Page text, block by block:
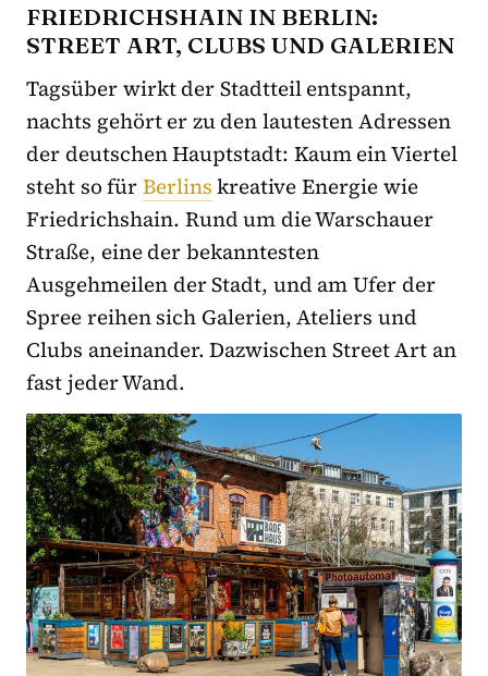
FRIEDRICHSHAIN IN BERLIN:
STREET ART, CLUBS UND GALERIEN
Tagsüber wirkt der Stadtteil entspannt,
nachts gehört er zu den lautesten Adressen
der deutschen Hauptstadt: Kaum ein Viertel
steht so fürBerlinskreative Energie wie
Friedrichshain. Rund um die Warschauer
Straße, eine der bekanntesten
Ausgehmeilen der Stadt, und am Ufer der
Spree reihen sich Galerien, Ateliers und
Clubs aneinander. Dazwischen Street Art an
fast jeder Wand.